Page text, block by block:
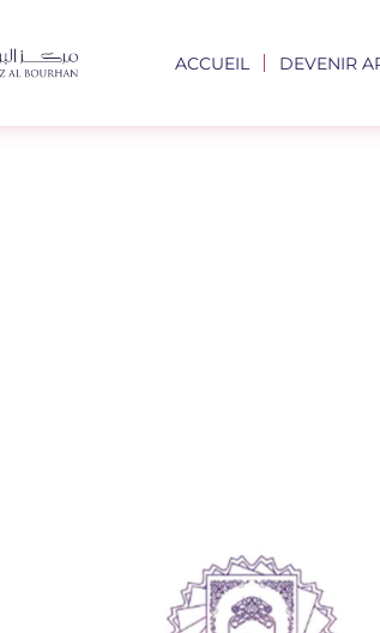
ACCUEIL DEVENIR